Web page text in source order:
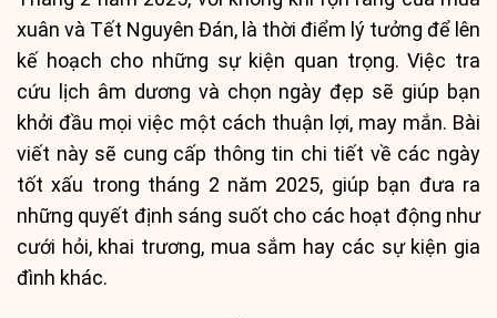
xuân và Tết Nguyên Đán, là thời điểm lý tưởng để lên
kế hoạch cho những sự kiện quan trọng. Việc tra
cứu lịch âm dương và chọn ngày đẹp sẽ giúp bạn
khởi đầu mọi việc một cách thuận lợi, may mắn. Bài
viết này sẽ cung cấp thông tin chi tiết về các ngày
tốt xấu trong tháng 2 năm 2025, giúp bạn đưa ra
những quyết định sáng suốt cho các hoạt động như
cưới hỏi, khai trương, mua sắm hay các sự kiện gia
đình khác.